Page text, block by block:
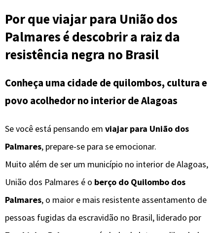
Por que viajar para União dos
Palmares é descobrir a raiz da
resistência negra no Brasil
Conheça uma cidade de quilombos, cultura e
povo acolhedor no interior de Alagoas
Se você está pensando em viajar para União dos
Palmares, prepare-se para se emocionar.
Muito além de ser um município no interior de Alagoas,
União dos Palmares é o berço do Quilombo dos
Palmares, o maior e mais resistente assentamento de
pessoas fugidas da escravidão no Brasil, liderado por